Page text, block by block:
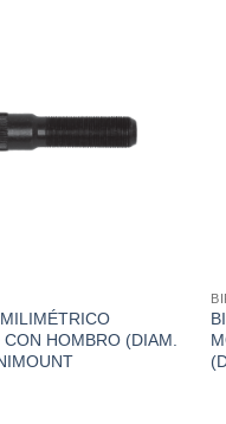
HOMBRO (DIAM.